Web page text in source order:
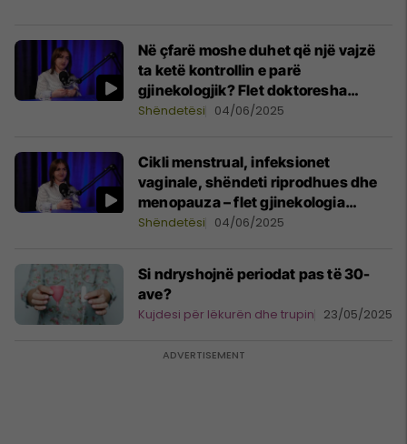
Në çfarë moshe duhet që një vajzë
ta ketë kontrollin e parë
gjinekologjik? Flet doktoresha
Merita Demiri Demolli
Shëndetësi 04/06/2025
Cikli menstrual, infeksionet
vaginale, shëndeti riprodhues dhe
menopauza – flet gjinekologia
Merita Demiri Demolli
Shëndetësi 04/06/2025
Si ndryshojnë periodat pas të 30-
ave?
Kujdesi për lëkurën dhe trupin 23/05/2025